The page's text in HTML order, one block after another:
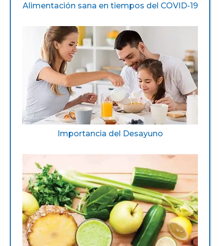
Alimentación sana en tiempos del COVID-19
Importancia del Desayuno